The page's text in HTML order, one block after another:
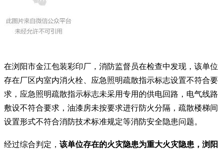
在浏阳市金江包装彩印厂，消防监督员在检查中发现，该单位
存在厂区内室内消火栓、应急照明疏散指示标志设置不符合要
求，应急照明疏散指示标志未采用专用的供电回路，电气线路
敷设不符合要求，油漆房未按要求进行防火分隔，疏散楼梯间
设置形式不符合消防技术标准规定等消防安全隐患问题。
经过综合判定， 该单位存在的火灾隐患为重大火灾隐患，浏阳